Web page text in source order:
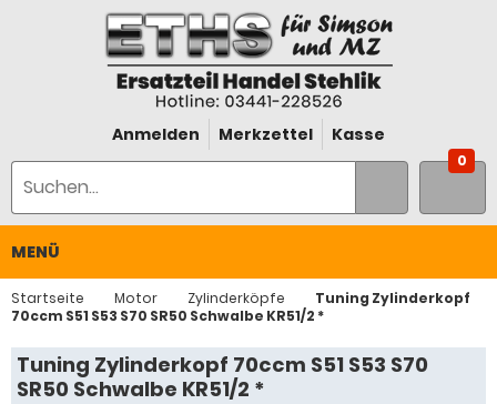
Anmelden Merkzettel Kasse
0
MENÜ
Startseite Motor Zylinderköpfe
Tuning Zylinderkopf
70ccm S51 S53 S70 SR50 Schwalbe KR51/2 *
Tuning Zylinderkopf 70ccm S51 S53 S70
SR50 Schwalbe KR51/2 *